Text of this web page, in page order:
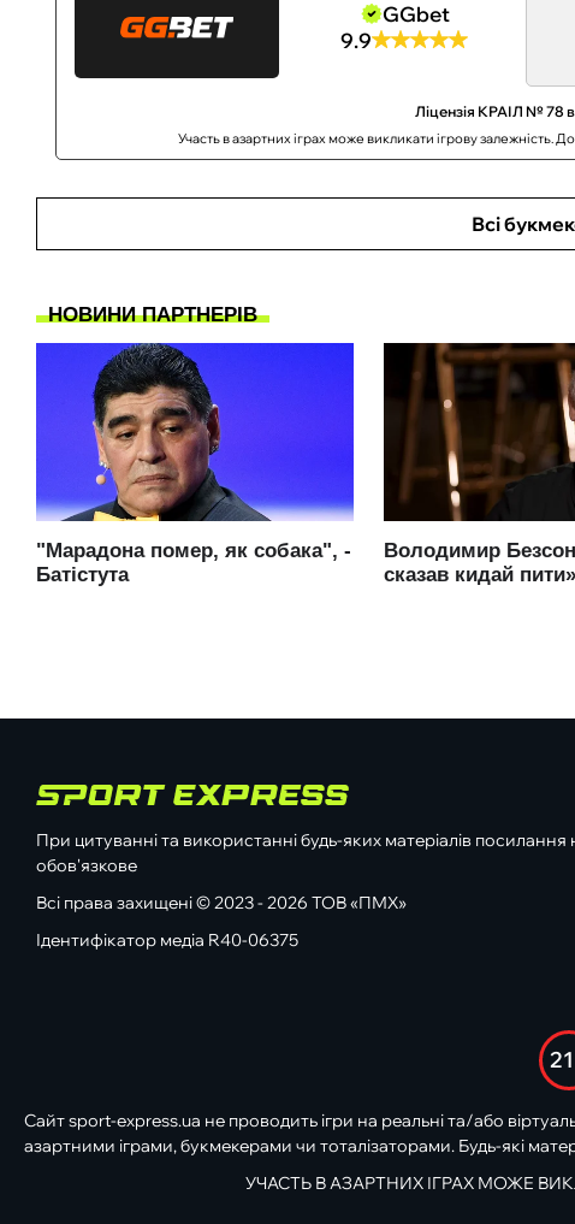
GGbet
9.9
Ліцензія КРАІЛ № 78
Участь в азартних іграх може викликати ігрову залежність.
Всі
При цитуванні та використанні будь-яких матеріалів
обов'язкове
Всі права захищені © 2023 - 2026 ТОВ «ПМХ»
Ідентифікатор медіа R40-06375
Сайт sport-express.ua не проводить ігри на реальні та/або
азартними іграми, букмекерами чи тоталізаторами. Будь-які
УЧАСТЬ В АЗАРТНИХ ІГРАХ МОЖЕ